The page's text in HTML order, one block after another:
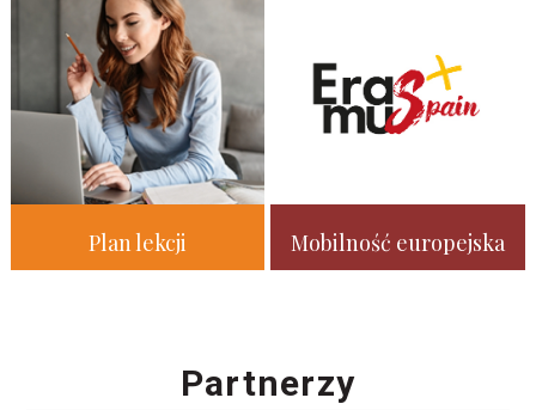
Plan lekcji Mobilność europejska
Partnerzy